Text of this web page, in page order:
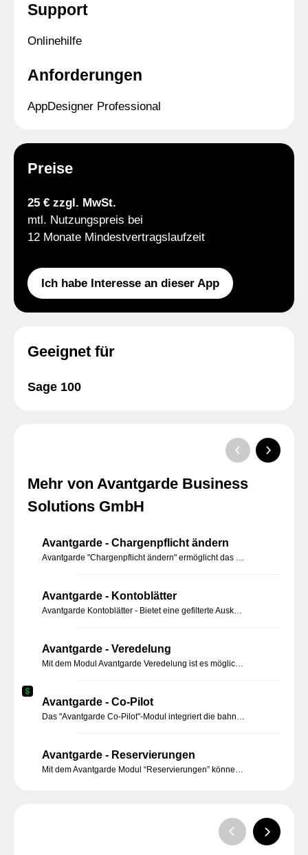
Support
Onlinehilfe
Anforderungen
AppDesigner Professional
Preise
25 € zzgl. MwSt.
mtl. Nutzungspreis bei
12 Monate Mindestvertragslaufzeit
Ich habe Interesse an dieser App
Geeignet für
Sage 100
Mehr von Avantgarde Business
Solutions GmbH
Avantgarde - Chargenpflicht ändern
Avantgarde "Chargenpflicht ändern" ermöglicht das nachträgliche Ändern der Chargenpflicht von Artikeln mit bestehenden Lagerbuchungen/Beständen.
Avantgarde - Kontoblätter
Avantgarde Kontoblätter - Bietet eine gefilterte Auskunft mit komfortabler Bedienung über alle Konten (Sachkonto, Debitor, Kreditor) , die eine chronologische Navigierung ermöglicht
Avantgarde - Veredelung
Mit dem Modul Avantgarde Veredelung ist es möglich Artikel ohne eine Produktion zu veredeln.
Avantgarde - Co-Pilot
Das "Avantgarde Co-Pilot"-Modul integriert die bahnbrechende ChatGPT-Funktion nahtlos in Sage 100. Es nutzt KI-Technologie für Texte, Datenanalyse und rationalisiert Aufgaben für optimale Effizienz und fundierte Entscheidungen.
Avantgarde - Reservierungen
Mit dem Avantgarde Modul “Reservierungen” können im Verkaufsprozess der Warenwirtschaft Mengen von Beständen auf Lagern und Bestellungen reserviert werden.